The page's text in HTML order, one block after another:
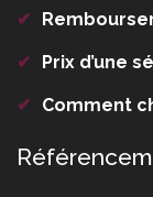
✔
✔ Prix d’une
✔ Comment